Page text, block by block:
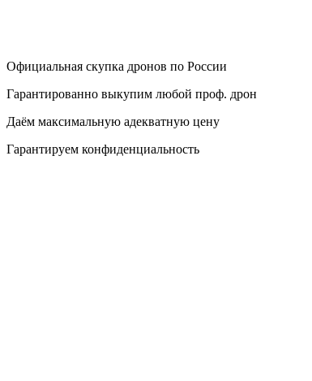
Официальная скупка дронов по России
Гарантированно выкупим любой проф. дрон
Даём максимальную адекватную цену
Гарантируем конфиденциальность